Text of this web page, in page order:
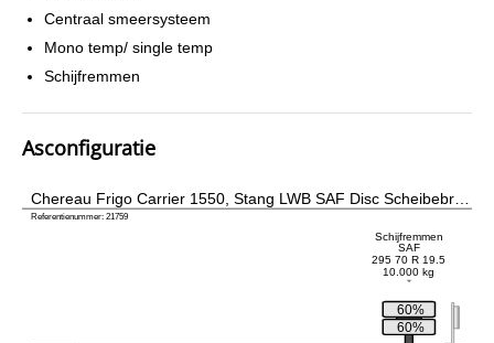
Centraal smeersysteem
Mono temp/ single temp
Schijfremmen
Asconfiguratie
Chereau Frigo Carrier 1550, Stang LWB SAF Disc Scheibebr…
Referentienummer: 21759
Schijfremmen
SAF
295 70 R 19.5
10.000 kg
60%
60%